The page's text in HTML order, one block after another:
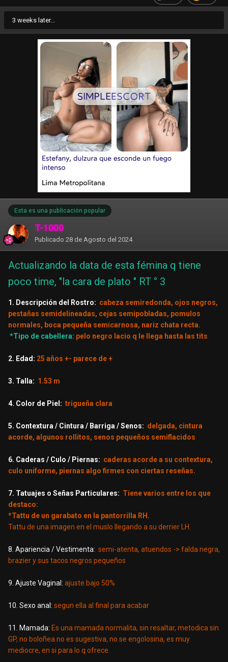
3 weeks later...
Esta es una publicación popular
T-1000
Publicado 28 de Agosto del 2024
Actualizando la data de esta fémina q tiene
poco time, "la cara de plato " RT ° 3
1. Descripción del Rostro: cabeza semiredonda, ojos negros,
pestañas semidelineadas, cejas semipobladas, pomulos
normales, boca pequeña semicarnosa, nariz chata recta.
*Tipo de cabellera: pelo negro lacio q le llega hasta las tits
2. Edad: 25 años +- parece de +
3. Talla: 1.53 m
4. Color de Piel: trigueña clara
5. Contextura / Cintura / Barriga / Senos: delgada, cintura
acorde, algunos rollitos, senos pequeños semiflacidos
6. Caderas / Culo / Piernas: caderas acorde a su contextura,
culo uniforme, piernas algo firmes con ciertas reseñas.
7. Tatuajes o Señas Particulares: Tiene varios entre los que
destaco:
*Tattu de un garabato en la pantorrilla RH.
Tattu de una imagen en el muslo llegando a su derrier LH.
8. Apariencia / Vestimenta: semi-atenta, atuendos -> falda negra,
brazier y sus tacos negros pequeños
9. Ajuste Vaginal: ajuste bajo 50%
10. Sexo anal: segun ella al final para acabar
11. Mamada: Es una mamada normalita, sin resaltar, metodica sin
GP, no boloñea no es sugestiva, no se engolosina, es muy
mediocre, en si para lo q ofrece.